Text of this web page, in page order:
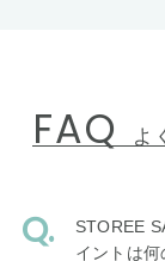
FAQ よ
STOREE
イントは何